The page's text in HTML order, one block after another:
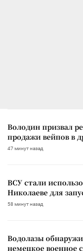
Володин призвал
продажи вейпов в
47 минут назад
ВСУ стали
Николаеве для
58 минут назад
Водолазы
немецкое военное